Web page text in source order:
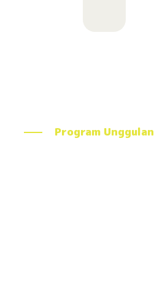
Program Unggulan